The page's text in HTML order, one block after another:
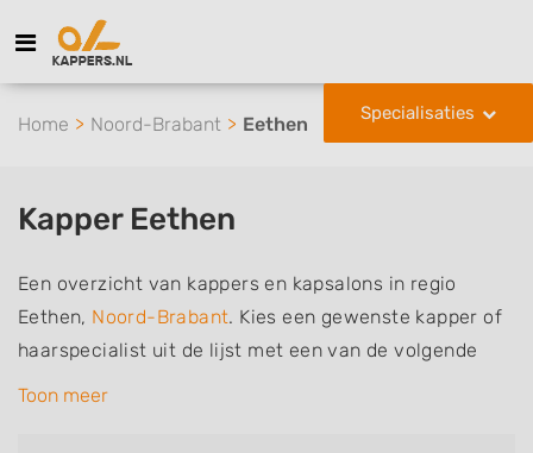
Specialisaties
Home Noord-Brabant Eethen
Kapper Eethen
Een overzicht van kappers en kapsalons in regio
Eethen, Noord-Brabant. Kies een gewenste kapper of
haarspecialist uit de lijst met een van de volgende
specialisaties of aantekeningen: mannen of
Toon meer